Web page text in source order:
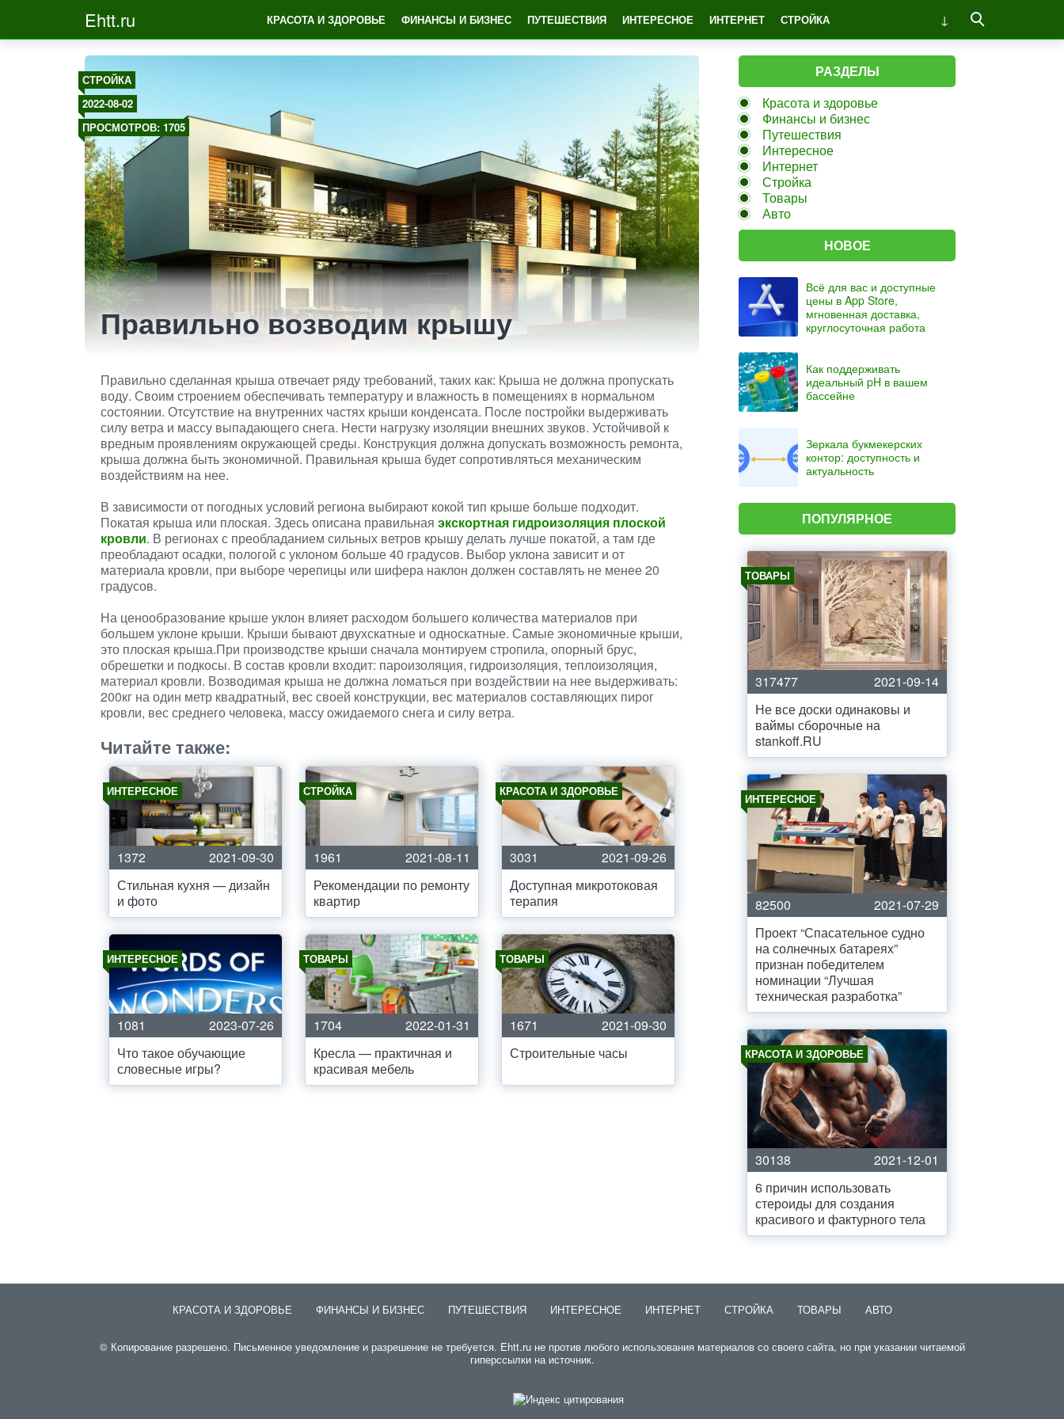
Ehtt.ru КРАСОТА И ЗДОРОВЬЕ ФИНАНСЫ И БИЗНЕС ПУТЕШЕСТВИЯ ИНТЕРЕСНОЕ ИНТЕРНЕТ СТРОЙКА
СТРОЙКА
2022-08-02
ПРОСМОТРОВ: 1705
Правильно возводим крышу
Правильно сделанная крыша отвечает ряду требований, таких как: Крыша не должна пропускать
воду. Своим строением обеспечивать температуру и влажность в помещениях в нормальном
состоянии. Отсутствие на внутренних частях крыши конденсата. После постройки выдерживать
силу ветра и массу выпадающего снега. Нести нагрузку изоляции внешних звуков. Устойчивой к
вредным проявлениям окружающей среды. Конструкция должна допускать возможность ремонта,
крыша должна быть экономичной. Правильная крыша будет сопротивляться механическим
воздействиям на нее.
В зависимости от погодных условий региона выбирают кокой тип крыше больше подходит.
Покатая крыша или плоская. Здесь описана правильная экскортная гидроизоляция плоской
кровли. В регионах с преобладанием сильных ветров крышу делать лучше покатой, а там где
преобладают осадки, пологой с уклоном больше 40 градусов. Выбор уклона зависит и от
материала кровли, при выборе черепицы или шифера наклон должен составлять не менее 20
градусов.
На ценообразование крыше уклон влияет расходом большего количества материалов при
большем уклоне крыши. Крыши бывают двухскатные и односкатные. Самые экономичные крыши,
это плоская крыша.При производстве крыши сначала монтируем стропила, опорный брус,
обрешетки и подкосы. В состав кровли входит: пароизоляция, гидроизоляция, теплоизоляция,
материал кровли. Возводимая крыша не должна ломаться при воздействии на нее выдерживать:
200кг на один метр квадратный, вес своей конструкции, вес материалов составляющих пирог
кровли, вес среднего человека, массу ожидаемого снега и силу ветра.
Читайте также:
ИНТЕРЕСНОЕ
1372
2021-09-30
Стильная кухня — дизайн
и фото
СТРОЙКА
1961
2021-08-11
Рекомендации по ремонту
квартир
КРАСОТА И ЗДОРОВЬЕ
3031
2021-09-26
Доступная микротоковая
терапия
ИНТЕРЕСНОЕ
1081
2023-07-26
Что такое обучающие
словесные игры?
ТОВАРЫ
1704
2022-01-31
Кресла — практичная и
красивая мебель
ТОВАРЫ
1671
2021-09-30
Строительные часы
РАЗДЕЛЫ
Красота и здоровье
Финансы и бизнес
Путешествия
Интересное
Интернет
Стройка
Товары
Авто
НОВОЕ
Всё для вас и доступные
цены в App Store,
мгновенная доставка,
круглосуточная работа
Как поддерживать
идеальный pH в вашем
бассейне
Зеркала букмекерских
контор: доступность и
актуальность
ПОПУЛЯРНОЕ
ТОВАРЫ
317477
2021-09-14
Не все доски одинаковы и
ваймы сборочные на
stankoff.RU
ИНТЕРЕСНОЕ
82500
2021-07-29
Проект “Спасательное судно
на солнечных батареях”
признан победителем
номинации “Лучшая
техническая разработка”
КРАСОТА И ЗДОРОВЬЕ
30138
2021-12-01
6 причин использовать
стероиды для создания
красивого и фактурного тела
КРАСОТА И ЗДОРОВЬЕ ФИНАНСЫ И БИЗНЕС ПУТЕШЕСТВИЯ ИНТЕРЕСНОЕ ИНТЕРНЕТ СТРОЙКА ТОВАРЫ АВТО
© Копирование разрешено. Письменное уведомление и разрешение не требуется. Ehtt.ru не против любого использования материалов со своего сайта, но при указании читаемой
гиперссылки на источник.